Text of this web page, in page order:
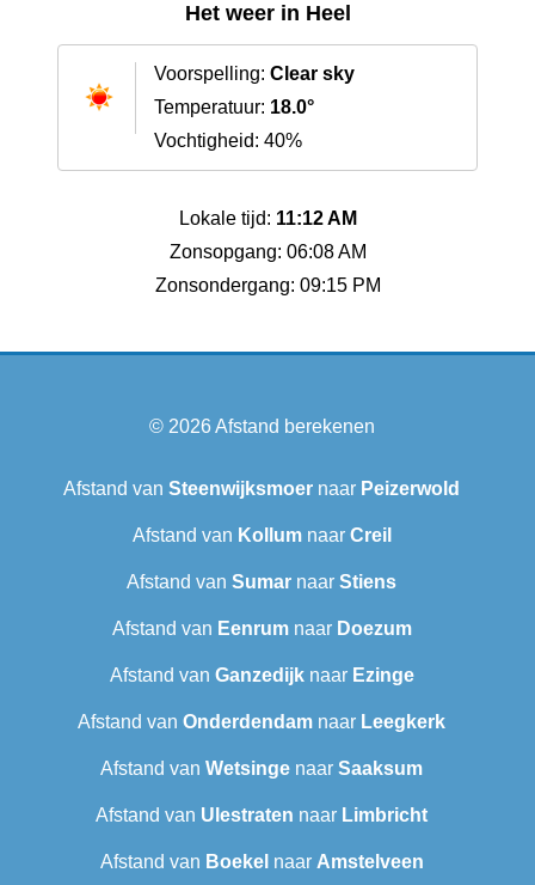
Het weer in Heel
Voorspelling: Clear sky
Temperatuur: 18.0°
Vochtigheid: 40%
Lokale tijd: 11:12 AM
Zonsopgang: 06:08 AM
Zonsondergang: 09:15 PM
© 2026Afstand berekenen
Afstand van Steenwijksmoer naar Peizerwold
Afstand van Kollumnaar Creil
Afstand van Sumar naar Stiens
Afstand van Eenrumnaar Doezum
Afstand van Ganzedijknaar Ezinge
Afstand van Onderdendam naar Leegkerk
Afstand van Wetsinge naar Saaksum
Afstand van Ulestraten naar Limbricht
Afstand van Boekel naar Amstelveen